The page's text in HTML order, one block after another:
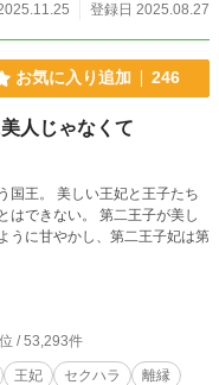
るので、長編になると思いま
しております。
登録日 2025.08.27
お気に入り追加 246
人じゃなくて
国王。 美しい王妃と王子たち
はできない。 第二王子が美し
うに甘やかし、第二王子妃は第
位 / 53,293件
王妃 セクハラ
離縁